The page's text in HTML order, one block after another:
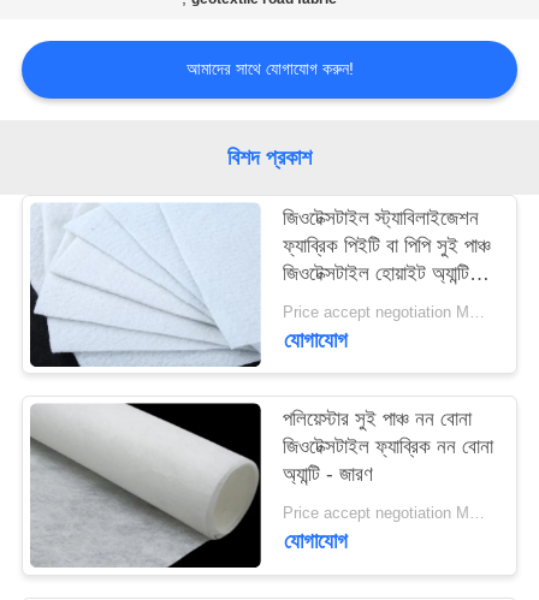
সাইট
ম্যাপ
POLICY
আমাদের সাথে যোগাযোগ করুন!
বিশদ প্রকাশ
জিওটেক্সটাইল স্ট্যাবিলাইজেশন
ফ্যাব্রিক পিইটি বা পিপি সুই পাঞ্চ
জিওটেক্সটাইল হোয়াইট অ্যান্টি -
এজিং
Price accept negotiation MOQ:1SQM
যোগাযোগ
পলিয়েস্টার সুই পাঞ্চ নন বোনা
জিওটেক্সটাইল ফ্যাব্রিক নন বোনা
অ্যান্টি - জারণ
Price accept negotiation MOQ:100sq.m।
যোগাযোগ